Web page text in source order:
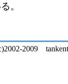
。
2009